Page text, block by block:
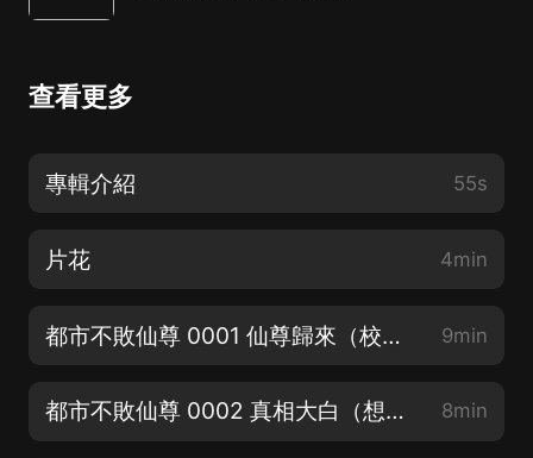
查看更多
專輯介紹 55s
片花 4min
都市不敗仙尊 0001 仙尊歸來（校花竟在我床上）新書上架求訂閱 9min
都市不敗仙尊 0002 真相大白（想不到吧哥們兒我有劇本）求關注點讚 8min